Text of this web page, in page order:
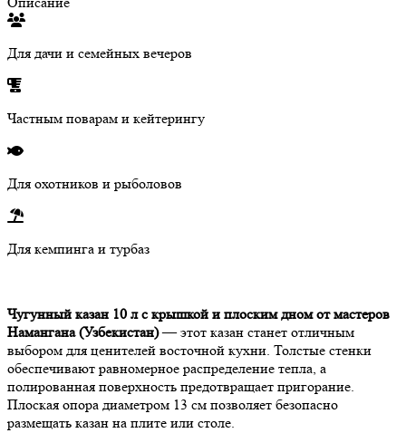
Для дачи и семейных вечеров
Частным поварам и кейтерингу
Для охотников и рыболовов
Для кемпинга и турбаз
Чугунный казан 10 л с крышкой и плоским дном от мастеров
Намангана (Узбекистан)— этот казан станет отличным
выбором для ценителей восточной кухни. Толстые стенки
обеспечивают равномерное распределение тепла, а
полированная поверхность предотвращает пригорание.
Плоская опора диаметром 13 см позволяет безопасно
размещать казан на плите или столе.